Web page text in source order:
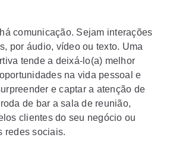
comunicação. Sejam interações
por áudio, vídeo ou texto. Uma
tende a deixá-lo(a) melhor
na vida pessoal e
e captar a atenção de
de bar a sala de reunião,
clientes do seu negócio ou
redes sociais.